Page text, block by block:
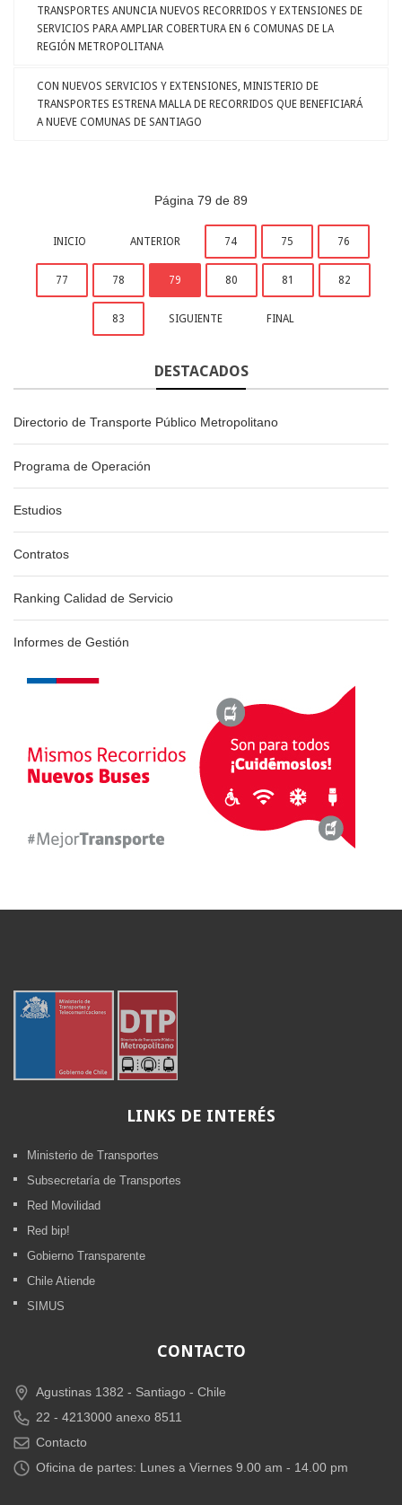
TRANSPORTES ANUNCIA NUEVOS RECORRIDOS Y EXTENSIONES DE
SERVICIOS PARA AMPLIAR COBERTURA EN 6 COMUNAS DE LA
REGIÓN METROPOLITANA
CON NUEVOS SERVICIOS Y EXTENSIONES, MINISTERIO DE
TRANSPORTES ESTRENA MALLA DE RECORRIDOS QUE BENEFICIARÁ
A NUEVE COMUNAS DE SANTIAGO
Página 79 de 89
INICIO ANTERIOR 74 75 76
77 78 79 80 81 82
83 SIGUIENTE FINAL
DESTACADOS
Directorio de Transporte Público Metropolitano
Programa de Operación
Estudios
Contratos
Ranking Calidad de Servicio
Informes de Gestión
LINKS DE INTERÉS
Ministerio de Transportes
Subsecretaría de Transportes
Red Movilidad
Red bip!
Gobierno Transparente
Chile Atiende
SIMUS
CONTACTO
Agustinas 1382 - Santiago - Chile
22 - 4213000 anexo 8511
Contacto
Oficina de partes: Lunes a Viernes 9.00 am - 14.00 pm